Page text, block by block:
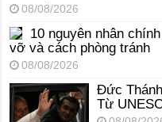
08/08/2026
10 nguyên nhân
vỡ và cách phòng tránh
08/08/2026
Đức
Từ